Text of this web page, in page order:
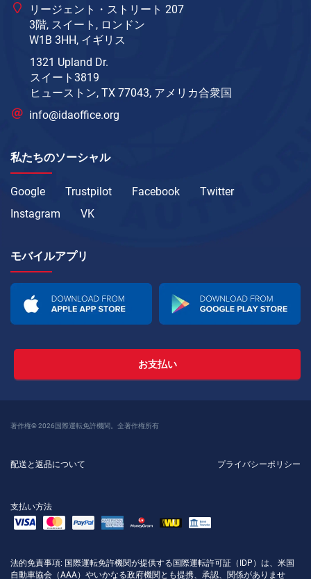
リージェント・ストリート 207
3階, スイート, ロンドン
W1B 3HH, イギリス
1321 Upland Dr.
スイート3819
ヒューストン, TX 77043, アメリカ合衆国
info@idaoffice.org
私たちのソーシャル
Google Trustpilot Facebook
Twitter
Instagram
VK
モバイルアプリ
お支払い
著作権© 2026国際運転免許機関。全著作権所有
配送と返品について プライバシーポリシー
支払い方法
法的免責事項: 国際運転免許機関が提供する国際運転許可証（IDP）は、米国
自動車協会（AAA）やいかなる政府機関とも提携、承認、関係がありませ